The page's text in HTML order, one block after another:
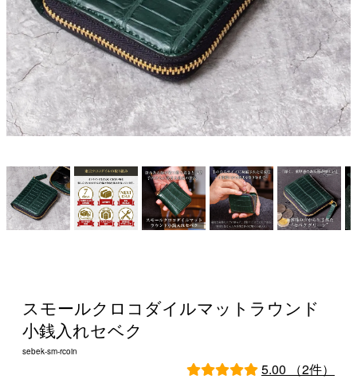
スモールクロコダイルマットラウンド
小銭入れセベク
sebek-sm-rcoin
5.00 （2件）